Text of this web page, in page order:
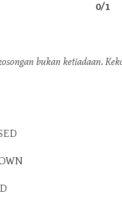
0/1
bukan ketiadaan.